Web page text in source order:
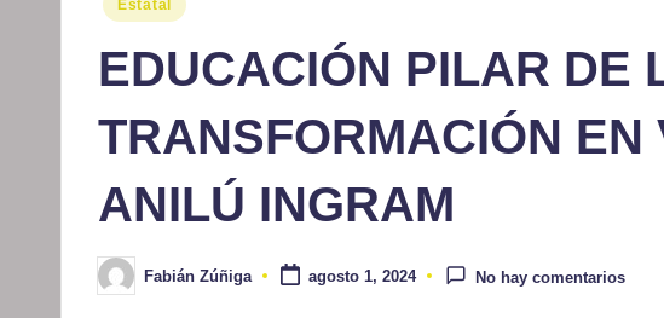
Estatal
EDUCACIÓN PILAR DE
TRANSFORMACIÓN EN
ANILÚ INGRAM
Publicado
por
Fabián Zúñiga agosto 1, 2024 No hay comentarios